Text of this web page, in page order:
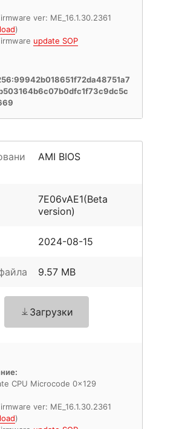
ver: ME_16.1.30.2361
)
update SOP
AMI BIOS
7E06vAE1(Beta
version)
2024-08-15
9.57 MB
Загрузки
CPU Microcode 0x129
ver: ME_16.1.30.2361
)